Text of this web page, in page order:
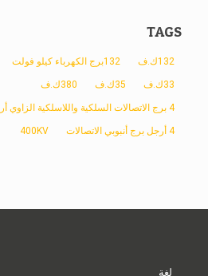
TAGS
132ك.ف 132برج الكهرباء كيلو فولت
33ك.ف 35ك.ف 380ك.ف
4 برج الاتصالات السلكية واللاسلكية الزاوي أرجل
4 أرجل برج أنبوبي الاتصالات 400KV
لغة